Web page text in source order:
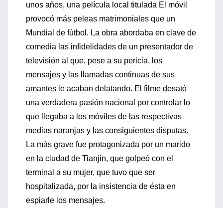
unos años, una película local titulada El móvil
provocó más peleas matrimoniales que un
Mundial de fútbol. La obra abordaba en clave de
comedia las infidelidades de un presentador de
televisión al que, pese a su pericia, los
mensajes y las llamadas continuas de sus
amantes le acaban delatando. El filme desató
una verdadera pasión nacional por controlar lo
que llegaba a los móviles de las respectivas
medias naranjas y las consiguientes disputas.
La más grave fue protagonizada por un marido
en la ciudad de Tianjin, que golpeó con el
terminal a su mujer, que tuvo que ser
hospitalizada, por la insistencia de ésta en
espiarle los mensajes.